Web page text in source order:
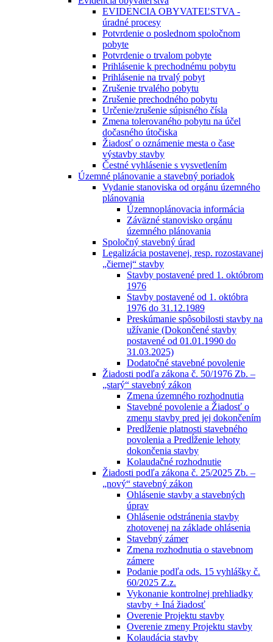
EVIDENCIA OBYVATEĽSTVA -
úradné procesy
Potvrdenie o poslednom spoločnom
pobyte
Potvrdenie o trvalom pobyte
Prihlásenie k prechodnému pobytu
Prihlásenie na trvalý pobyt
Zrušenie trvalého pobytu
Zrušenie prechodného pobytu
Určenie/zrušenie súpisného čísla
Zmena tolerovaného pobytu na účel
dočasného útočiska
Žiadosť o oznámenie mesta o čase
výstavby stavby
Čestné vyhlásenie s vysvetlením
Územné plánovanie a stavebný poriadok
Vydanie stanoviska od orgánu územného
plánovania
Územnoplánovacia informácia
Záväzné stanovisko orgánu
územného plánovania
Spoločný stavebný úrad
Legalizácia postavenej, resp. rozostavanej
„čiernej“ stavby
Stavby postavené pred 1. októbrom
1976
Stavby postavené od 1. októbra
1976 do 31.12.1989
Preskúmanie spôsobilosti stavby na
užívanie (Dokončené stavby
postavené od 01.01.1990 do
31.03.2025)
Dodatočné stavebné povolenie
Žiadosti podľa zákona č. 50/1976 Zb. –
„starý“ stavebný zákon
Zmena územného rozhodnutia
Stavebné povolenie a Žiadosť o
zmenu stavby pred jej dokončením
Predĺženie platnosti stavebného
povolenia a Predĺženie lehoty
dokončenia stavby
Kolaudačné rozhodnutie
Žiadosti podľa zákona č. 25/2025 Zb. –
„nový“ stavebný zákon
Ohlásenie stavby a stavebných
úprav
Ohlásenie odstránenia stavby
zhotovenej na základe ohlásenia
Stavebný zámer
Zmena rozhodnutia o stavebnom
zámere
Podanie podľa ods. 15 vyhlášky č.
60/2025 Z.z.
Vykonanie kontrolnej prehliadky
stavby + Iná žiadosť
Overenie Projektu stavby
Overenie zmeny Projektu stavby
Kolaudácia stavby